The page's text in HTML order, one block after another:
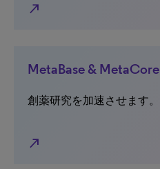
north_east
MetaBase & MetaCore
創薬研究を加速させます。
north_east